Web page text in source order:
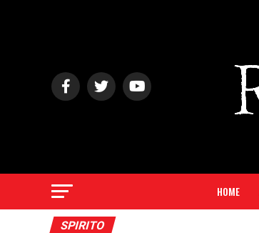
HOME
SPIRITO